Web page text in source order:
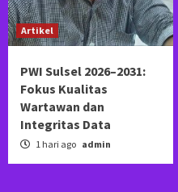
Artikel
PWI Sulsel 2026–2031:
Fokus Kualitas
Wartawan dan
Integritas Data
1 hari ago admin